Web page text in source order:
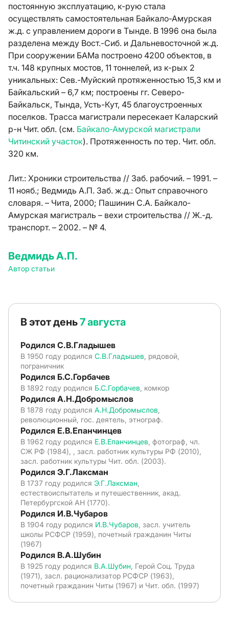
постоянную эксплуатацию, к-рую стала
осуществлять самостоятельная Байкало-Амурская
ж.д. с управлением дороги в Тынде. В 1996 она была
разделена между Вост.-Сиб. и Дальневосточной ж.д.
При сооружении БАМа построено 4200 объектов, в
т.ч. 148 крупных мостов, 11 тоннелей, из к-рых 2
уникальных: Сев.-Муйский протяженностью 15,3 км и
Байкальский – 6,7 км; построены гг. Северо-
Байкальск, Тында, Усть-Кут, 45 благоустроенных
поселков. Трасса магистрали пересекает Каларский
р-н Чит. обл. (см. Байкало-Амурской магистрали
Читинский участок). Протяженность по тер. Чит. обл.
320 км.
Лит.: Хроники строительства // Заб. рабочий. – 1991. –
11 нояб.; Ведмидь А.П. Заб. ж.д.: Опыт справочного
словаря. – Чита, 2000; Пашинин С.А. Байкало-
Амурская магистраль – вехи строительства // Ж.-д.
транспорт. – 2002. – № 4.
Ведмидь А.П.
Автор статьи
В этот день7 августа
Родился С.В.Гладышев
В 1950 году родился С.В.Гладышев , рядовой,
пограничник
Родился Б.С.Горбачев
В 1892 году родился Б.С.Горбачев , комкор
Родился А.Н.Добромыслов
В 1878 году родился А.Н.Добромыслов
революционный, гос. деятель, этнограф.
Родился Е.В.Епанчинцев
В 1962 году родился Е.В.Епанчинцев , фотограф, чл.
СЖ РФ (1984), , засл. работник культуры РФ (2010),
засл. работник культуры Чит. обл. (2003).
Родился Э.Г.Лаксман
В 1737 году родился Э.Г.Лаксман
естествоиспытатель и путешественник, акад.
Петербургской АН (1770).
Родился И.В.Чубаров
В 1904 году родился И.В.Чубаров , засл. учитель
школы РСФСР (1959), почетный гражданин Читы
(1967)
Родился В.А.Шубин
В 1925 году родился В.А.Шубин , Герой Соц. Труда
(1971), засл. рационализатор РСФСР (1963),
почетный гражданин Читы (1967) и Чит. обл. (1997)